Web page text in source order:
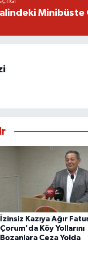
Minibüste
İzinsiz Kazıya Ağır
Çorum'da Köy Yollarını
Bozanlara Ceza Yolda